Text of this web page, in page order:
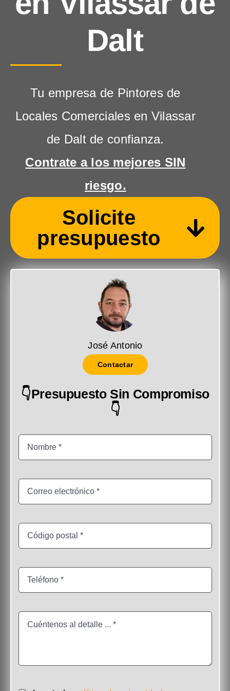
Dalt
Tu empresa de Pintores de
Locales Comerciales en Vilassar
de Dalt de confianza.
Contrate a los mejores SIN
riesgo.
Solicite
presupuesto
José Antonio
Contactar
👇Presupuesto Sin Compromiso
👇